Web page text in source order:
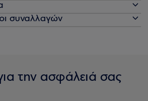
συναλλαγών
την ασφάλειά σας